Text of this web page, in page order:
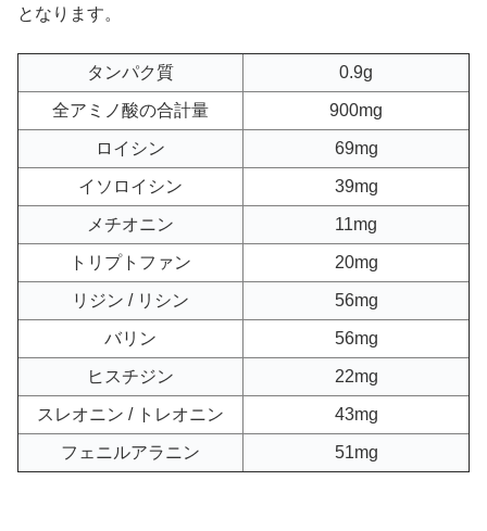
となります。
タンパク質 0.9g
全アミノ酸の合計量 900mg
ロイシン 69mg
イソロイシン 39mg
メチオニン 11mg
トリプトファン 20mg
リジン / リシン 56mg
バリン 56mg
ヒスチジン 22mg
スレオニン / トレオニン 43mg
フェニルアラニン 51mg